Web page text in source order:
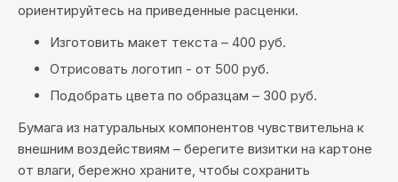
ориентируйтесь на приведенные расценки.
Изготовить макет текста – 400 руб.
Отрисовать логотип - от 500 руб.
Подобрать цвета по образцам – 300 руб.
Бумага из натуральных компонентов чувствительна к
внешним воздействиям – берегите визитки на картоне
от влаги, бережно храните, чтобы сохранить